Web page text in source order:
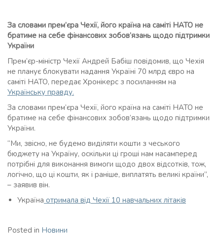
За словами прем’єра Чехії, його країна на саміті НАТО не
братиме на себе фінансових зобов’язань щодо підтримки
України
Прем’єр-міністр Чехії Андрей Бабіш повідомив, що Чехія
не планує блокувати надання Україні 70 млрд євро на
саміті НАТО, передає Хронікерс з посиланням на
Українську правду.
За словами прем’єра Чехії, його країна на саміті НАТО не
братиме на себе фінансових зобов’язань щодо підтримки
України.
“Ми, звісно, не будемо виділяти кошти з чеського
бюджету на Україну, оскільки ці гроші нам насамперед
потрібні для виконання вимоги щодо двох відсотків, тож,
логічно, що ці кошти, як і раніше, виплатять великі країни”,
– заявив він.
Україна отримала від Чехії 10 навчальних літаків
Posted in Новини